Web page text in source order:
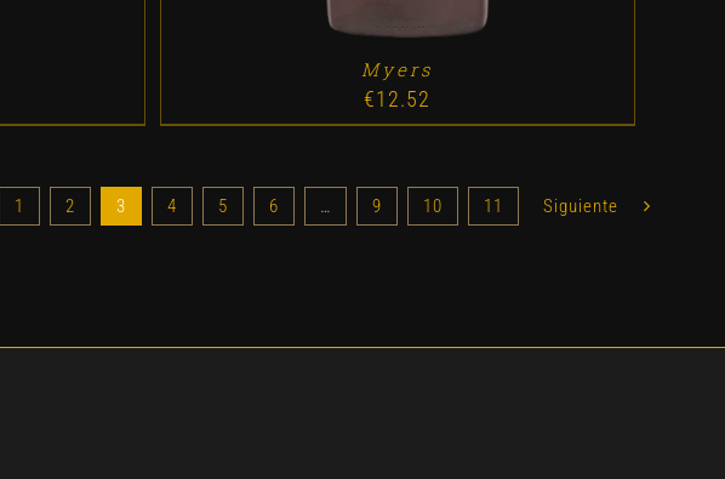
Myers
€12.52
1 2 3 4 5 6 … 9 10 11 Siguiente